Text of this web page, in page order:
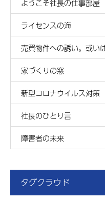
ようこそ社長の仕事部屋
ライセンスの海
売買物件への誘い。或い
家づくりの窓
新型コロナウイルス対策
社長のひとり言
障害者の未来
タグクラウド